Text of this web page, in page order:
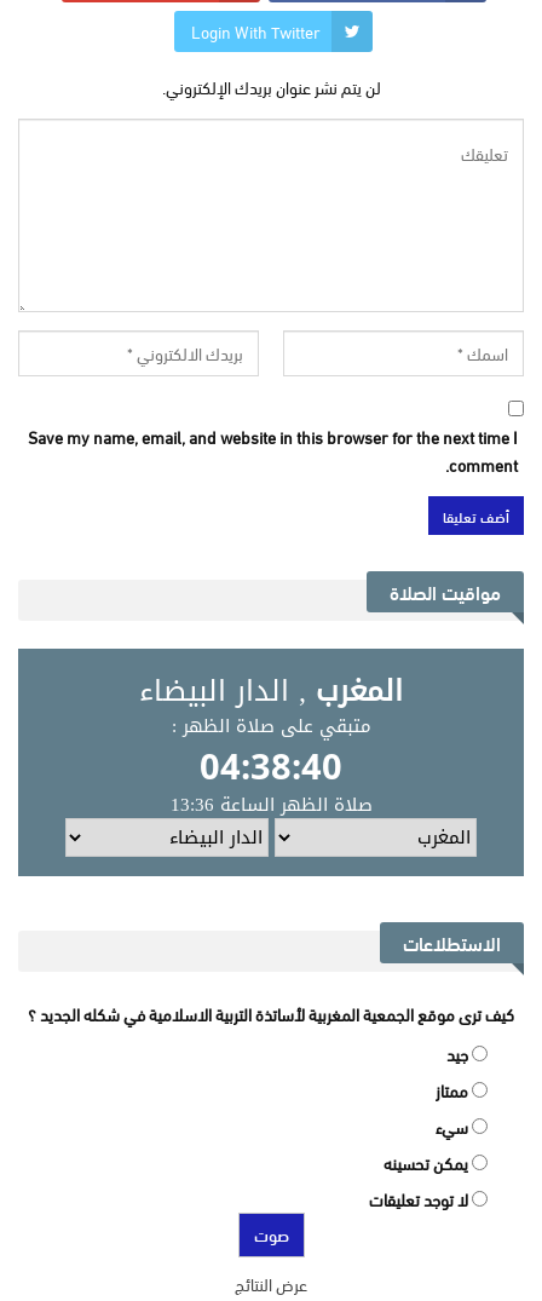
Login With Twitter
لن يتم نشر عنوان بريدك الإلكتروني.
Save my name, email, and website in this browser for the next time I
comment.
مواقيت الصلاة
الاستطلاعات
كيف ترى موقع الجمعية المغربية لأساتذة التربية الاسلامية في شكله الجديد ؟
جيد
ممتاز
سيء
يمكن تحسينه
لا توجد تعليقات
عرض النتائج